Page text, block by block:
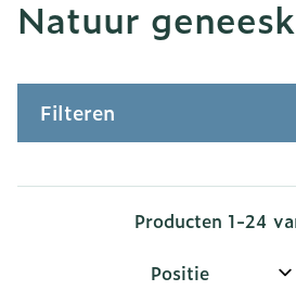
Natuur
Filteren
Producten 1-24
Sorteer op: